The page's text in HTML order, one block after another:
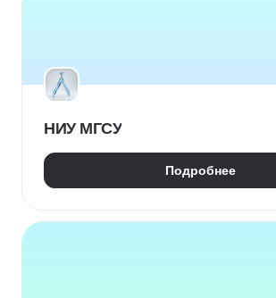
НИУ МГСУ
Подробнее